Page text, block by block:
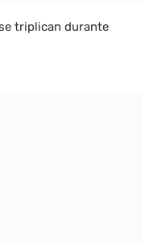
triplican durante